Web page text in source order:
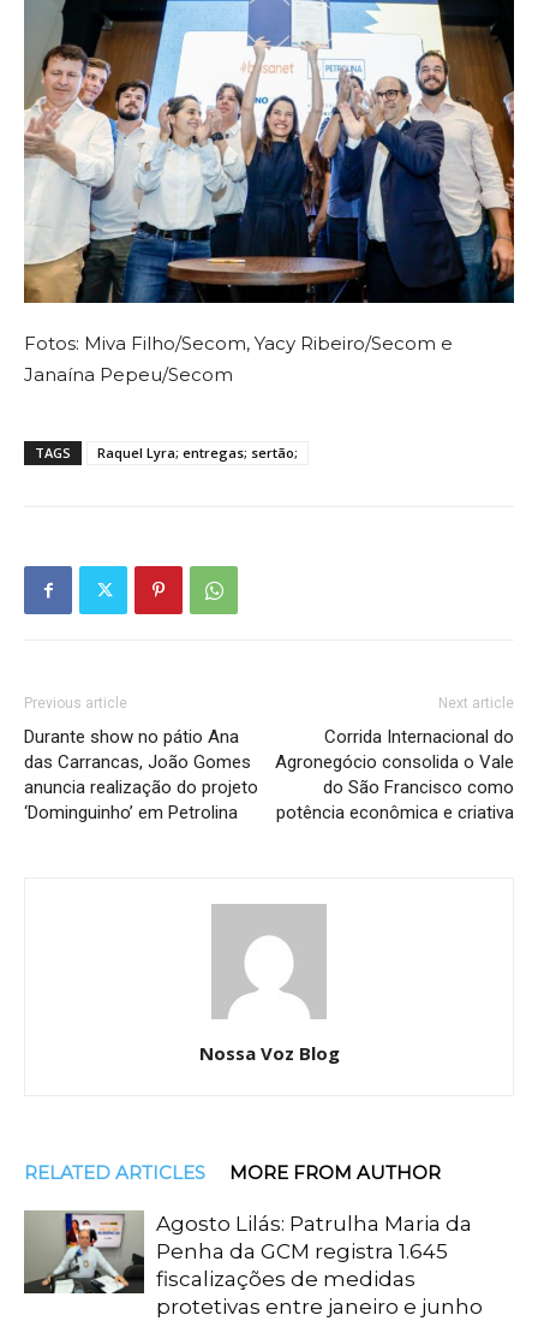
Fotos: Miva Filho/Secom, Yacy Ribeiro/Secom e
Janaína Pepeu/Secom
TAGS Raquel Lyra; entregas; sertão;
Previous article
Durante show no pátio Ana
das Carrancas, João Gomes
anuncia realização do projeto
‘Dominguinho’ em Petrolina
Next article
Corrida Internacional do
Agronegócio consolida o Vale
do São Francisco como
potência econômica e criativa
Nossa Voz Blog
RELATED ARTICLES MORE FROM AUTHOR
Agosto Lilás: Patrulha Maria da
Penha da GCM registra 1.645
fiscalizações de medidas
protetivas entre janeiro e junho